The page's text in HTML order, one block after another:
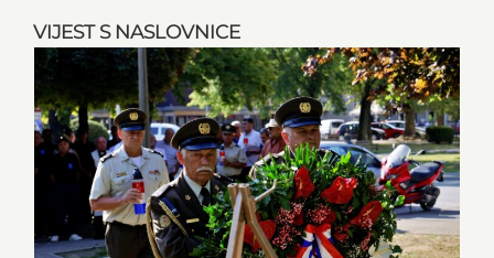
VIJEST S NASLOVNICE